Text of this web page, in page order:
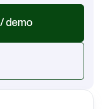
demo